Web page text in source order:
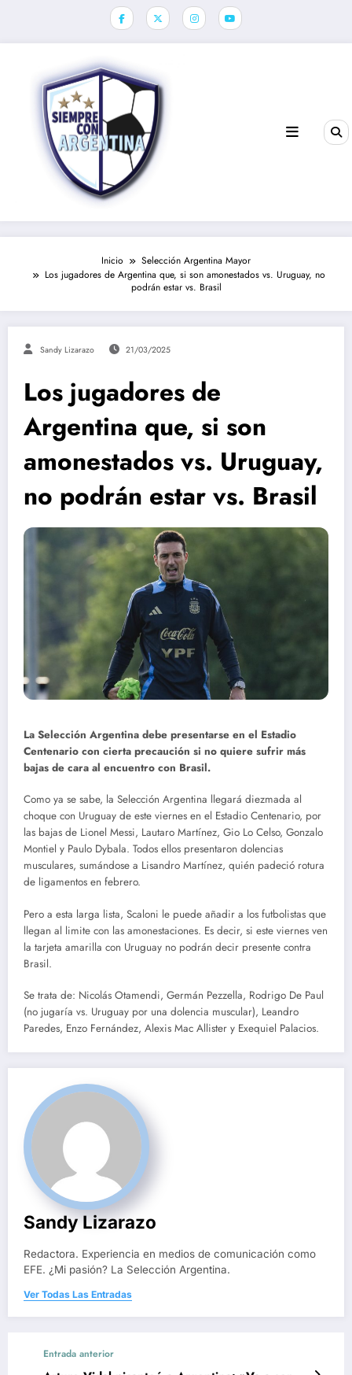
Inicio
Selección Argentina Mayor
Los jugadores de Argentina que, si son amonestados vs. Uruguay, no
podrán estar vs. Brasil
Sandy Lizarazo 21/03/2025
Los jugadores de
Argentina que, si son
amonestados vs. Uruguay,
no podrán estar vs. Brasil
La Selección Argentina debe presentarse en el Estadio
Centenario con cierta precaución si no quiere sufrir más
bajas de cara al encuentro con Brasil.
Como ya se sabe, la Selección Argentina llegará diezmada al
choque con Uruguay de este viernes en el Estadio Centenario, por
las bajas de Lionel Messi, Lautaro Martínez, Gio Lo Celso, Gonzalo
Montiel y Paulo Dybala. Todos ellos presentaron dolencias
musculares, sumándose a Lisandro Martínez, quién padeció rotura
de ligamentos en febrero.
Pero a esta larga lista, Scaloni le puede añadir a los futbolistas que
llegan al limite con las amonestaciones. Es decir, si este viernes ven
la tarjeta amarilla con Uruguay no podrán decir presente contra
Brasil.
Se trata de: Nicolás Otamendi, Germán Pezzella, Rodrigo De Paul
(no jugaría vs. Uruguay por una dolencia muscular), Leandro
Paredes, Enzo Fernández, Alexis Mac Allister y Exequiel Palacios.
Sandy Lizarazo
Redactora. Experiencia en medios de comunicación como
EFE. ¿Mi pasión? La Selección Argentina.
Ver Todas Las Entradas
Entrada anterior